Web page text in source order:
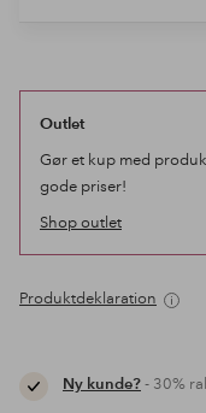
Outlet
Gør et kup med
gode priser!
Shop outlet
Produktdeklaration
Ny kunde?- 30%